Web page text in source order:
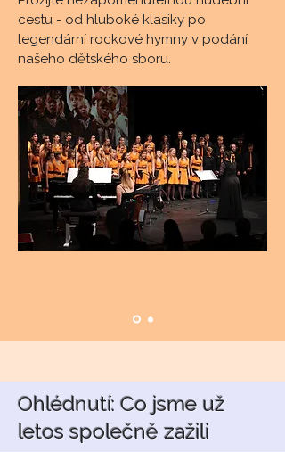
cestu - od hluboké klasiky po
legendární rockové hymny v podání
našeho dětského sboru.
Ohlédnutí: Co jsme už
letos společně zažili